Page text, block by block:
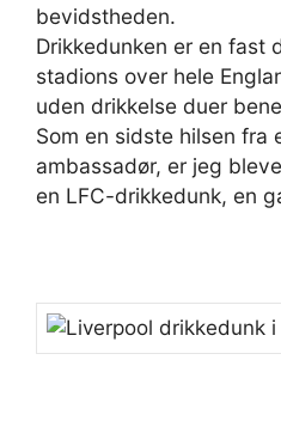
bevidstheden.
Drikkedunken er en fast
stadions over hele
uden drikkelse duer
Som en sidste hilsen fra
ambassadør, er jeg
en LFC-drikkedunk, en